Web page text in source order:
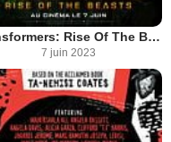
Transformers: Rise Of The Beasts
7 juin 2023